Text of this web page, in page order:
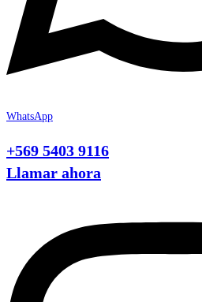
WhatsApp
+569 5403 9116
Llamar ahora